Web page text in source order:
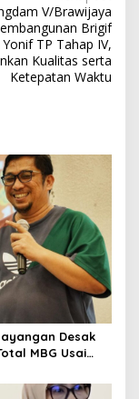
V/Brawijaya
Brigif
TP Tahap IV,
Kualitas serta
Ketepatan Waktu
Desak
MBG Usai